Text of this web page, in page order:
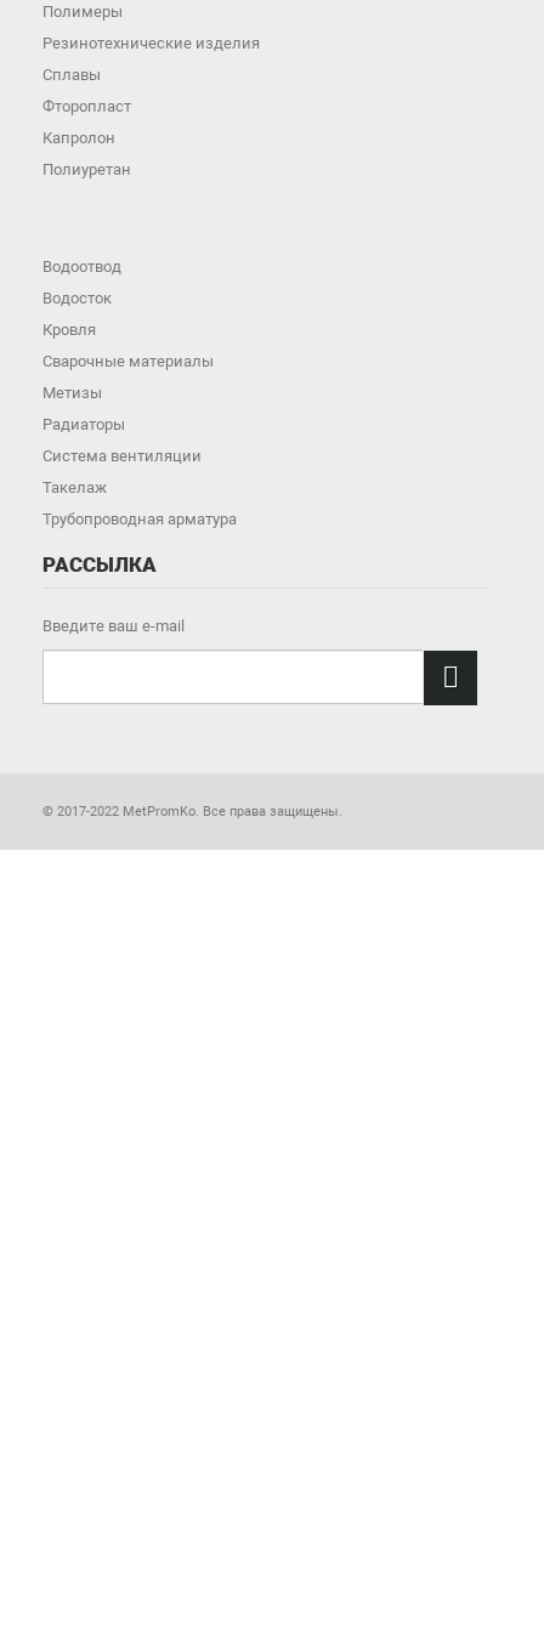
Полимеры
Резинотехнические изделия
Сплавы
Фторопласт
Капролон
Полиуретан
Водоотвод
Водосток
Кровля
Сварочные материалы
Метизы
Радиаторы
Система вентиляции
Такелаж
Трубопроводная арматура
РАССЫЛКА
Введите ваш e-mail

© 2017-2022 MetPromKo. Все права защищены.